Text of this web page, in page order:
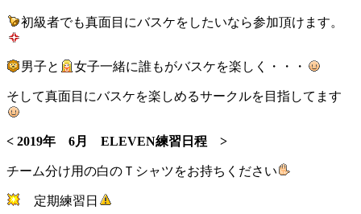
初級者でも真面目にバスケをしたいなら参加頂けます。
男子と 女子一緒に誰もがバスケを楽しく・・・
そして真面目にバスケを楽しめるサークルを目指してます
< 2019年 6月 ELEVEN練習日程 >
チーム分け用の白のＴシャツをお持ちください
定期練習日